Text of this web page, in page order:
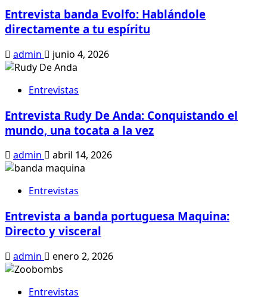
Entrevista banda Evolfo: Hablándole
directamente a tu espíritu
admin junio 4, 2026
Entrevistas
Entrevista Rudy De Anda: Conquistando el
mundo, una tocata a la vez
admin abril 14, 2026
Entrevistas
Entrevista a banda portuguesa Maquina:
Directo y visceral
admin enero 2, 2026
Entrevistas